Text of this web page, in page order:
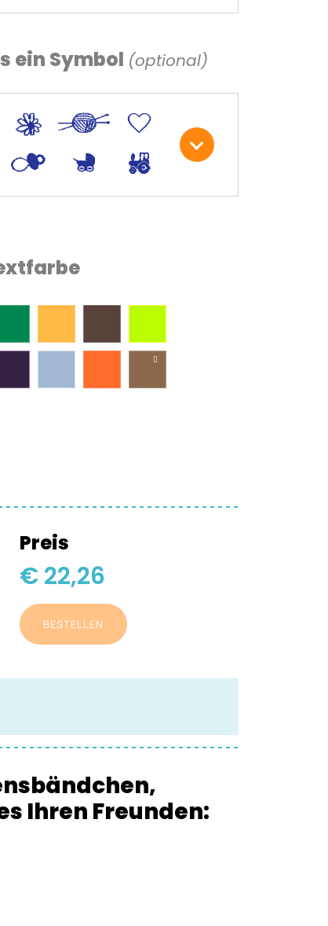
ein Symbol (optional)
+ W U
S R M
Preis
€ 22,26
BESTELLEN
Ihren Freunden: